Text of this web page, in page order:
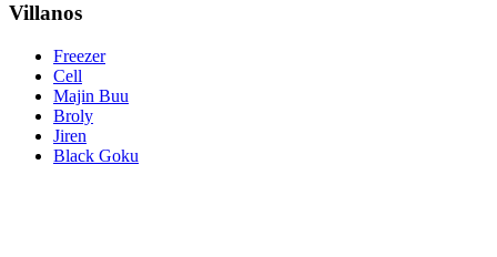
Villanos
Freezer
Cell
Majin Buu
Broly
Jiren
Black Goku